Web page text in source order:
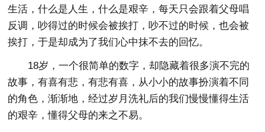
生活，什么是人生，什么是艰辛，每天只会跟着父母唱
反调，吵得过的时候会被挨打，吵不过的时候，也会被
挨打，于是却成为了我们心中抹不去的回忆。
18岁，一个很简单的数字，却隐藏着很多演不完的
故事，有喜有悲，有悲有喜，从小小的故事扮演着不同
的角色，渐渐地，经过岁月洗礼后的我们慢慢懂得生活
的艰辛，懂得父母的来之不易。